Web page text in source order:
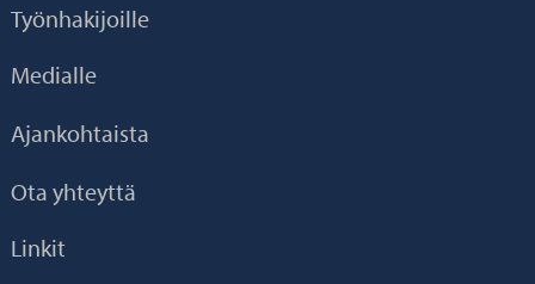
Työnhakijoille
Medialle
Ajankohtaista
Ota yhteyttä
Linkit